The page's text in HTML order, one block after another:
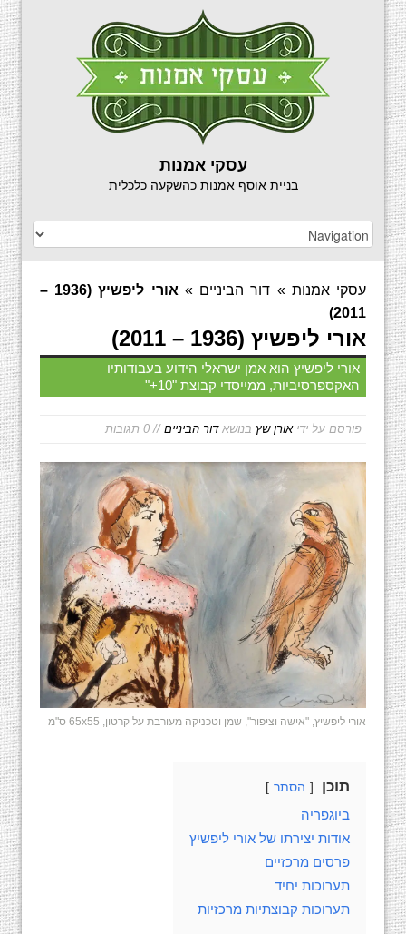
עסקי אמנות
בניית אוסף אמנות כהשקעה כלכלית
עסקי אמנות » דור הביניים »
אורי ליפשיץ (1936 –
2011)
אורי ליפשיץ (1936 – 2011)
אורי ליפשיץ הוא אמן ישראלי הידוע בעבודותיו
האקספרסיביות, ממייסדי קבוצת "10+"
פורסם על ידיאורן שץ בנושאדור הביניים // 0 תגובות
אורי ליפשיץ, "אישה וציפור", שמן וטכניקה מעורבת על קרטון, 65x55 ס"מ
תוכן הסתר
ביוגפריה
אודות יצירתו של אורי ליפשיץ
פרסים מרכזיים
תערוכות יחיד
תערוכות קבוצתיות מרכזיות